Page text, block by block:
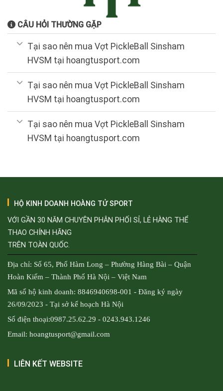
CÂU HỎI THƯỜNG GẶP
Tại sao nên mua Vợt PickleBall Sinsham
HVSM tại hoangtusport.com
Tại sao nên mua Vợt PickleBall Sinsham
HVSM tại hoangtusport.com
Tại sao nên mua Vợt PickleBall Sinsham
HVSM tại hoangtusport.com
HỘ KINH DOANH HOÀNG TỬ SPORT
VỚI GẦN 30 NĂM CHUYÊN PHÂN PHỐI SỈ, LẺ HÀNG THỂ
THAO CHÍNH HÃNG
TRÊN TOÀN QUỐC.
Địa chỉ: Số 65, Phố Hàm Long – Phường Hàng Bài – Quận
Hoàn Kiếm – Thành Phố Hà Nội – Việt Nam
Mã số hộ kinh doanh: 8846940698-001 - Đăng ký ngày
26/09/2023 - Tại sở kế hoạch Hà Nội
Số điện thoại:0987.25.62.29 - 0243.943.1246
Email: hoangtusport@gmail.com
LIÊN KẾT WEBSITE